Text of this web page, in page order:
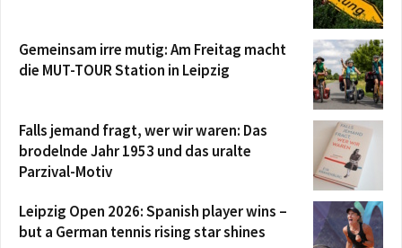
Gemeinsam irre mutig: Am Freitag macht
die MUT-TOUR Station in Leipzig
Falls jemand fragt, wer wir waren: Das
brodelnde Jahr 1953 und das uralte
Parzival-Motiv
Leipzig Open 2026: Spanish player wins –
but a German tennis rising star shines